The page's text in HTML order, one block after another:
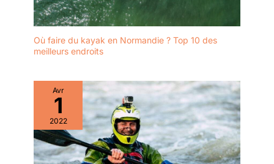
board polyvalent est
l'équipement idéal
configurations et
totale.
Où faire du kayak en Normandie ? Top 10 des
meilleurs endroits
Avr
1
2022